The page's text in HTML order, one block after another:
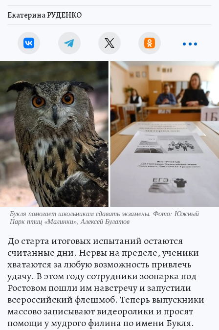
Екатерина РУДЕНКО
Букля помогает школьникам сдавать экзамены. Фото: Южный
Парк птиц «Малинки», Алексей Булатов
До старта итоговых испытаний остаются
считанные дни. Нервы на пределе, ученики
хватаются за любую возможность привлечь
удачу. В этом году сотрудники зоопарка под
Ростовом пошли им навстречу и запустили
всероссийский флешмоб. Теперь выпускники
массово записывают видеоролики и просят
помощи у мудрого филина по имени Букля.